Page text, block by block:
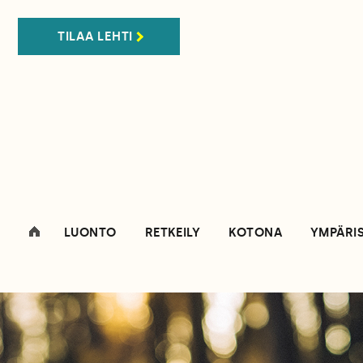
TILAA LEHTI
LUONTO RETKEILY KOTONA